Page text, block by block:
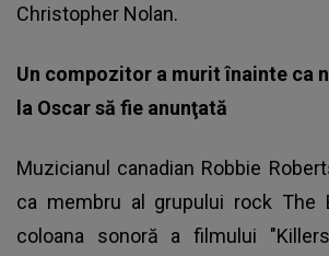
Christopher Nolan.
Un compozitor a murit înainte ca
la Oscar să fie anunţată
Muzicianul canadian Robbie
ca membru al grupului rock The
coloana sonoră a filmului